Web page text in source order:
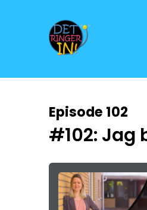
Episode 102
#102: Jag